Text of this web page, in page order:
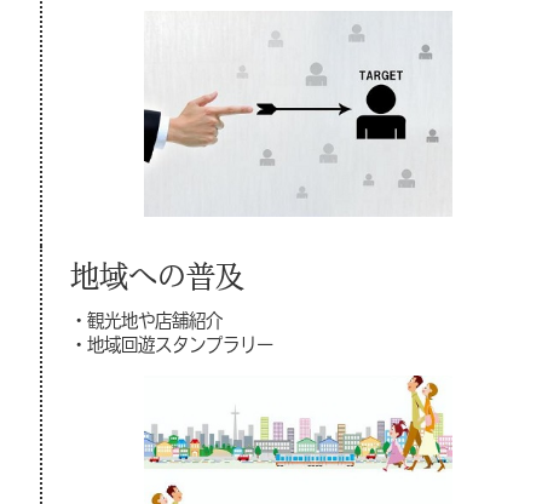
地域への普及
・観光地や店舗紹介
・地域回遊スタンプラリー